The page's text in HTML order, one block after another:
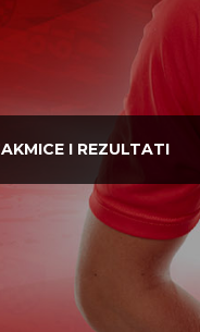
I REZULTATI